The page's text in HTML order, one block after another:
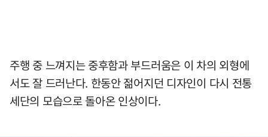
주행 중 느껴지는 중후함과 부드러움은 이 차의 외형에
서도 잘 드러난다. 한동안 젊어지던 디자인이 다시 전통
세단의 모습으로 돌아온 인상이다.